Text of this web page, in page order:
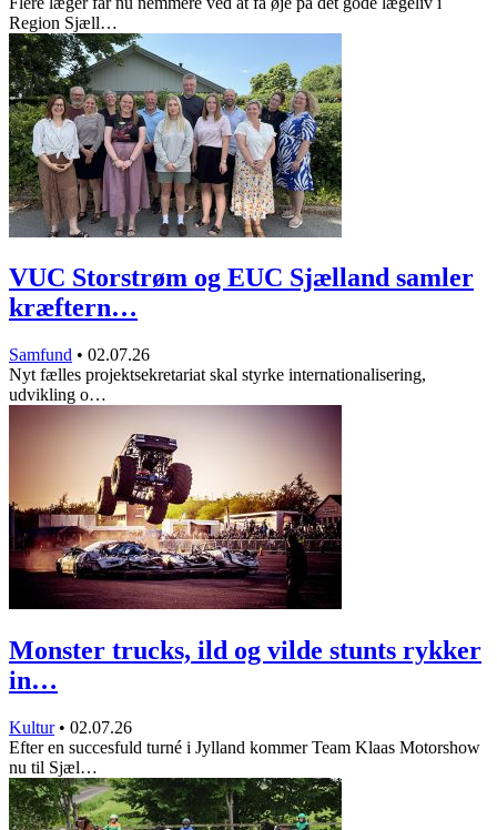
Region Sjæll…
VUC Storstrøm og EUC Sjælland samler
kræftern…
Samfund • 02.07.26
Nyt fælles projektsekretariat skal styrke internationalisering,
udvikling o…
Monster trucks, ild og vilde stunts rykker
in…
Kultur • 02.07.26
Efter en succesfuld turné i Jylland kommer Team Klaas Motorshow
nu til Sjæl…